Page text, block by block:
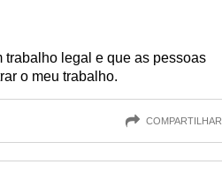
legal e que as pessoas
o meu trabalho.
COMPARTILHAR